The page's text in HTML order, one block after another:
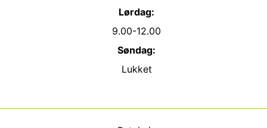
Lørdag:
9.00-12.00
Søndag:
Lukket